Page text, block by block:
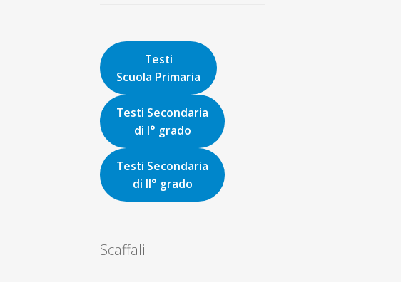
16,00€.15,20€.
Testi
Scuola Primaria
Testi Secondaria
di I° grado
Testi Secondaria
di II° grado
Scaffali